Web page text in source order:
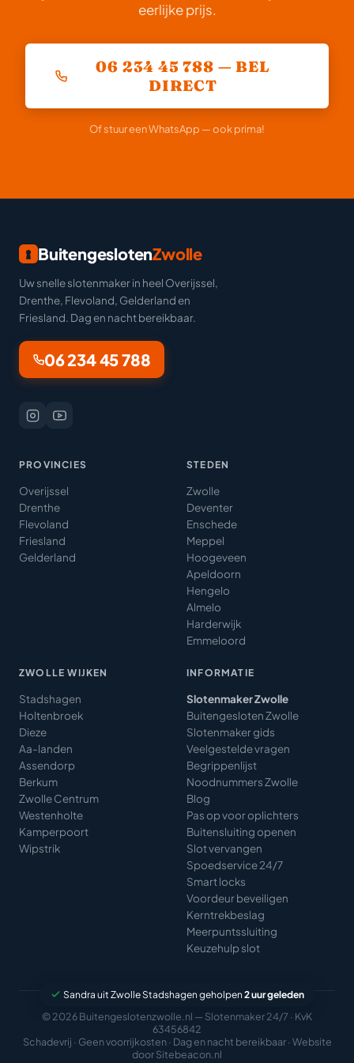
eerlijke prijs.
06 234 45 788 — BEL
DIRECT
Of stuur een WhatsApp — ook prima!
BuitengeslotenZwolle
Uw snelle slotenmaker in heel Overijssel,
Drenthe, Flevoland, Gelderland en
Friesland. Dag en nacht bereikbaar.
06 234 45 788
PROVINCIES
Overijssel
Drenthe
Flevoland
Friesland
Gelderland
STEDEN
Zwolle
Deventer
Enschede
Meppel
Hoogeveen
Apeldoorn
Hengelo
Almelo
Harderwijk
Emmeloord
ZWOLLE WIJKEN
Stadshagen
Holtenbroek
Dieze
Aa-landen
Assendorp
Berkum
Zwolle Centrum
Westenholte
Kamperpoort
Wipstrik
INFORMATIE
Slotenmaker Zwolle
Buitengesloten Zwolle
Slotenmaker gids
Veelgestelde vragen
Begrippenlijst
Noodnummers Zwolle
Blog
Pas op voor oplichters
Buitensluiting openen
Slot vervangen
Spoedservice 24/7
Smart locks
Voordeur beveiligen
Kerntrekbeslag
Meerpuntssluiting
Keuzehulp slot
© 2026 Buitengeslotenzwolle.nl — Slotenmaker 24/7 · KvK
63456842
Schadevrij · Geen voorrijkosten · Dag en nacht bereikbaar · Website
doorSitebeacon.nl
Sandra uit Zwolle Stadshagen geholpen 2 uur geleden